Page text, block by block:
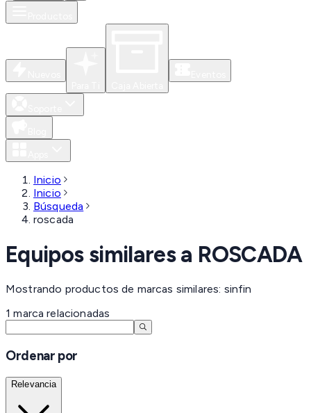
Inicio
Inicio
Búsqueda
roscada
Equipos similares a ROSCADA
Mostrando productos de marcas similares: sinfin
1 marca relacionadas
Ordenar por
Relevancia